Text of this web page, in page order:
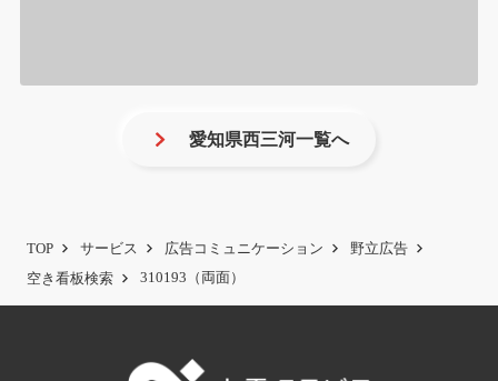
愛知県西三河一覧へ
TOP サービス 広告コミュニケーション
野立広告
空き看板検索
310193（両面）